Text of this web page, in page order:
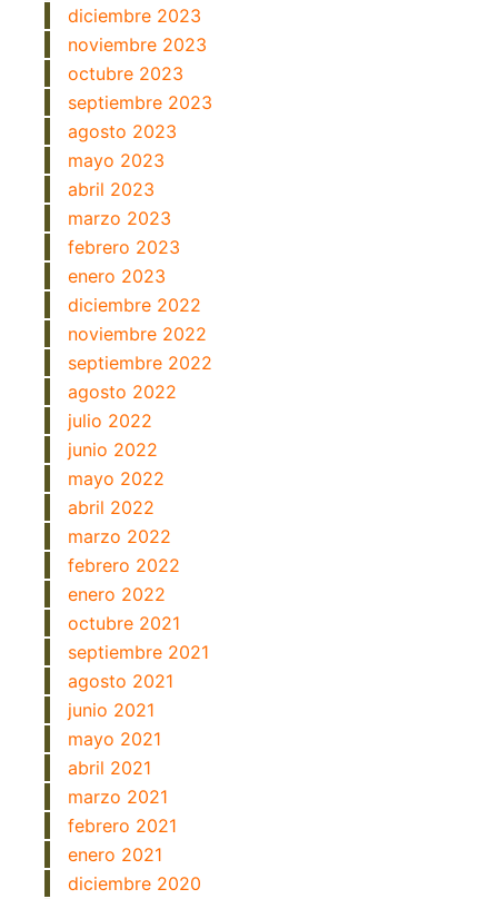
diciembre 2023
noviembre 2023
octubre 2023
septiembre 2023
agosto 2023
mayo 2023
abril 2023
marzo 2023
febrero 2023
enero 2023
diciembre 2022
noviembre 2022
septiembre 2022
agosto 2022
julio 2022
junio 2022
mayo 2022
abril 2022
marzo 2022
febrero 2022
enero 2022
octubre 2021
septiembre 2021
agosto 2021
junio 2021
mayo 2021
abril 2021
marzo 2021
febrero 2021
enero 2021
diciembre 2020